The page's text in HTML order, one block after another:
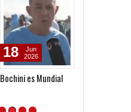
Bochini es Mundial
18
Jun
2026